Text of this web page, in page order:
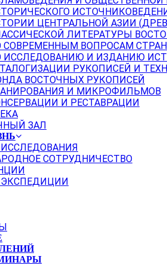
ЦЕНТРАЛЬНОЙ АЗИИ
ЛИТЕРАТУРЫ
СОВРЕМЕННЫМ ВОПРОСАМ
ИССЛЕДОВАНИЮ И ИЗДАНИЮ
РУКОПИСЕЙ И
ВОСТОЧНЫХ РУКОПИСЕЙ
И МИКРОФИЛЬМОВ
И РЕСТАВРАЦИИ
ЗАЛ
СОТРУДНИЧЕСТВО